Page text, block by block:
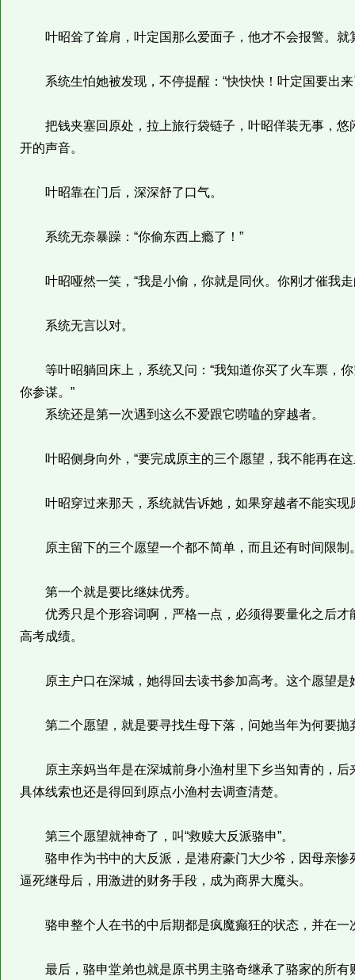
叶昭耸了耸肩，叶定国那么爱面子，他才不会报警。就
系统生怕她被发现，不停提醒：“快快快！叶定国要出来
把钱夹塞回原处，拉上旅行袋链子，叶昭佯装无事，悠
开的声音。
叶昭靠在门后，深深舒了口气。
系统无奈暴躁：“你偷东西上瘾了！”
叶昭哑然一笑，“我是小偷，你就是同伙。你刚才催我走
系统无言以对。
等叶昭躺回床上，系统又问：“我知道你买了火车票，你
你参谋。”
系统还是第一次遇到这么不爱跟它唠嗑的穿越者。
叶昭侧身向外，“要完成原主的三个愿望，我不能再在这
叶昭穿过来那天，系统就告诉她，如果穿越者不能实现
原主留下的三个愿望一个都不简单，而且还有时间限制
第一个就是要比继妹优秀。
优秀只是个形容词啊，严格一点，必须得要量化之后才
高考成绩。
原主户口在深城，她得回去读书参加高考。这个愿望是
第二个愿望，就是要寻找生母下落，问她当年为何要抛
原主亲妈当年是在深城前身小渔村里下乡当知青的，后
具体线索也还是得回到原点小渔村去调查清楚。
第三个愿望就神奇了，叫“救赎大反派骆申”。
骆申作为书中的大反派，是港府豪门大少爷，因母亲惨
逼死继母后，用激进的财务手段，成为商界大魔头。
骆申整个人在书的中后期都是疯魔癫狂的状态，并在一
最后，骆申堂弟也就是原书男主骆奇继承了骆家的所有